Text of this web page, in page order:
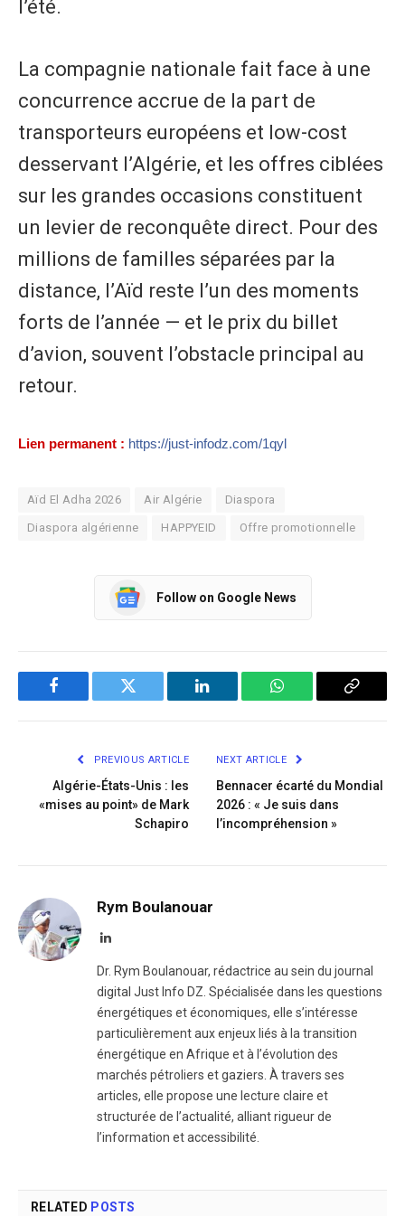
l’été.
La compagnie nationale fait face à une
concurrence accrue de la part de
transporteurs européens et low-cost
desservant l’Algérie, et les offres ciblées
sur les grandes occasions constituent
un levier de reconquête direct. Pour des
millions de familles séparées par la
distance, l’Aïd reste l’un des moments
forts de l’année — et le prix du billet
d’avion, souvent l’obstacle principal au
retour.
Lien permanent : https://just-infodz.com/1qyl
Aïd El Adha 2026 Air Algérie Diaspora
Diaspora algérienne HAPPYEID Offre promotionnelle
Follow on Google News
Facebook Twitter LinkedIn WhatsApp Copy
PREVIOUS ARTICLE
Algérie-États-Unis : les
«mises au point» de Mark
Schapiro
NEXT ARTICLE
Bennacer écarté du Mondial
2026 : « Je suis dans
l’incompréhension »
Rym Boulanouar
LinkedIn
Dr. Rym Boulanouar, rédactrice au sein du journal
digital Just Info DZ. Spécialisée dans les questions
énergétiques et économiques, elle s’intéresse
particulièrement aux enjeux liés à la transition
énergétique en Afrique et à l’évolution des
marchés pétroliers et gaziers. À travers ses
articles, elle propose une lecture claire et
structurée de l’actualité, alliant rigueur de
l’information et accessibilité.
RELATED POSTS